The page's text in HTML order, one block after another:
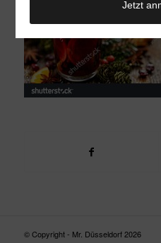
© Copyright - Mr. Düsseldorf 2026